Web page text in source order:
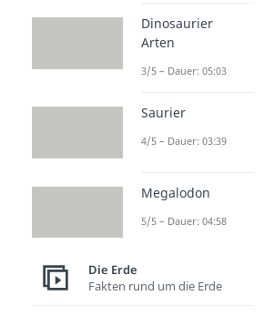
mehr über die
Geschichte dieser
Region. Tauche ein in
Mexiko über
Argentinien und
für Lateinamerika!
Beliebte Inhalte
Dinosaurier
Arten
3/5 – Dauer: 05:03
Saurier
4/5 – Dauer: 03:39
Megalodon
5/5 – Dauer: 04:58
Die Erde
Fakten rund um die Erde